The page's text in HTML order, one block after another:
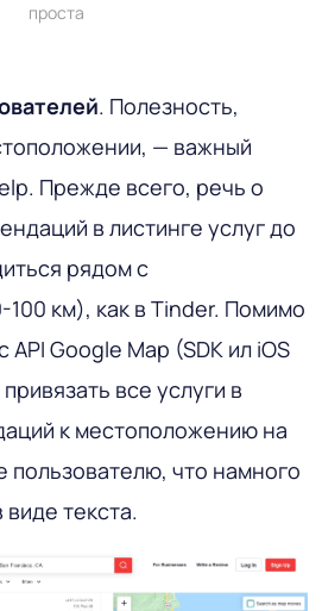
проста
. Полезность,
— важный
Прежде всего, речь о
в листинге услуг до
рядом с
км), как в Tinder. Помимо
API Google Map (SDK ил iOS
все услуги в
к местоположению на
пользователю, что намного
текста.